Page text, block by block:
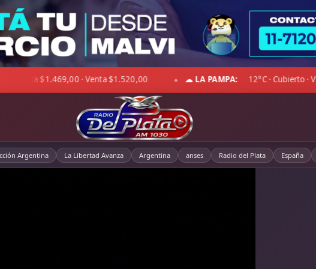
20°C · Sensación 22°C · Cielo despejado · Viento 13 km/h · Hum. 89% ◆
Argentina La Libertad Avanza Argentina anses Radio del Plata España